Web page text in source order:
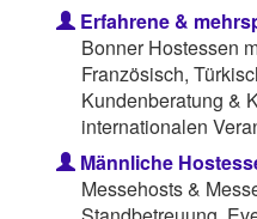
Erfahrene &
Bonner Hostessen
Französisch,
Kundenberatung &
internationalen
Männliche
Messehosts &